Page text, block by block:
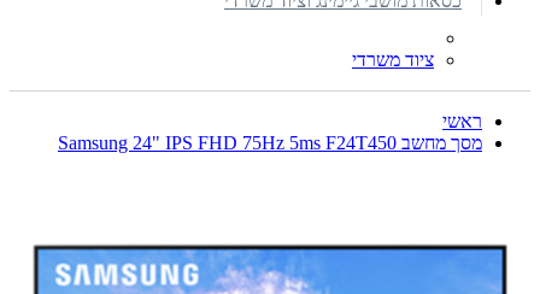
ציוד משרדי
ראשי
מסך מחשב Samsung 24" IPS FHD 75Hz 5ms F24T450